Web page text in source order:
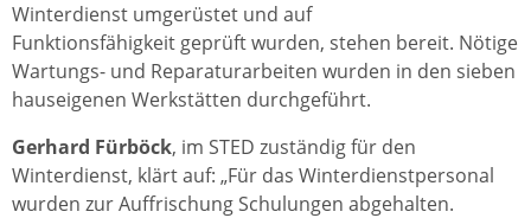
Winterdienst umgerüstet und auf
Funktionsfähigkeit geprüft wurden, stehen bereit. Nötige
Wartungs- und Reparaturarbeiten wurden in den sieben
hauseigenen Werkstätten durchgeführt.
Gerhard Fürböck, im STED zuständig für den
Winterdienst, klärt auf: „Für das Winterdienstpersonal
wurden zur Auffrischung Schulungen abgehalten.